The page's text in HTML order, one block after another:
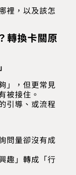
裡，以及該怎
轉換卡關原
」，但更常見
被接住。
引導、或流程
問量卻沒有成
趣」轉成「行